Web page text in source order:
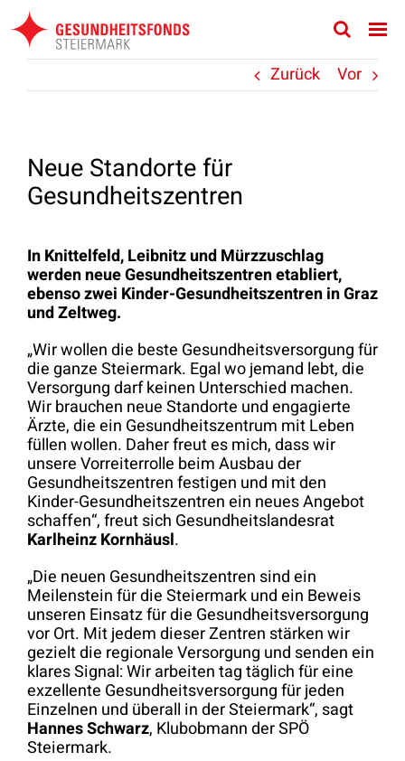
Zum
Inhalt
springen
Zurück
Vor
Neue Standorte für
Gesundheitszentren
In Knittelfeld, Leibnitz und Mürzzuschlag
werden neue Gesundheitszentren etabliert,
ebenso zwei Kinder-Gesundheitszentren in Graz
und Zeltweg.
„Wir wollen die beste Gesundheitsversorgung für
die ganze Steiermark. Egal wo jemand lebt, die
Versorgung darf keinen Unterschied machen.
Wir brauchen neue Standorte und engagierte
Ärzte, die ein Gesundheitszentrum mit Leben
füllen wollen. Daher freut es mich, dass wir
unsere Vorreiterrolle beim Ausbau der
Gesundheitszentren festigen und mit den
Kinder-Gesundheitszentren ein neues Angebot
schaffen“, freut sich Gesundheitslandesrat
Karlheinz Kornhäusl.
„Die neuen Gesundheitszentren sind ein
Meilenstein für die Steiermark und ein Beweis
unseren Einsatz für die Gesundheitsversorgung
vor Ort. Mit jedem dieser Zentren stärken wir
gezielt die regionale Versorgung und senden ein
klares Signal: Wir arbeiten tag täglich für eine
exzellente Gesundheitsversorgung für jeden
Einzelnen und überall in der Steiermark“, sagt
Hannes Schwarz, Klubobmann der SPÖ
Steiermark.